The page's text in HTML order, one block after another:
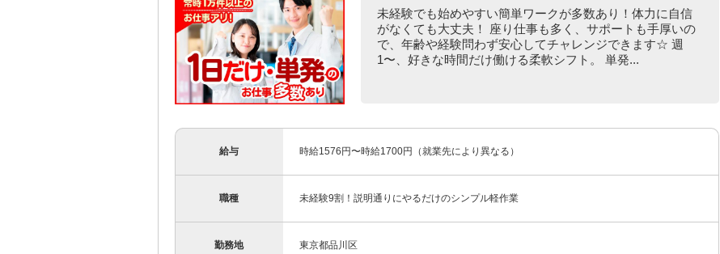
未経験でも始めやすい簡単ワークが多数あり！体力に自信
がなくても大丈夫！ 座り仕事も多く、サポートも手厚いの
で、年齢や経験問わず安心してチャレンジできます☆ 週
1〜、好きな時間だけ働ける柔軟シフト。 単発...
給与 時給1576円〜時給1700円（就業先により異なる）
職種 未経験9割！説明通りにやるだけのシンプル軽作業
勤務地 東京都品川区